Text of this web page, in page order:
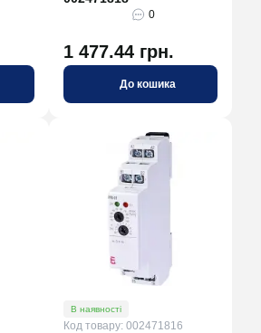
0
1 477.44 грн.
До кошика
В наявності
Код товару: 002471816